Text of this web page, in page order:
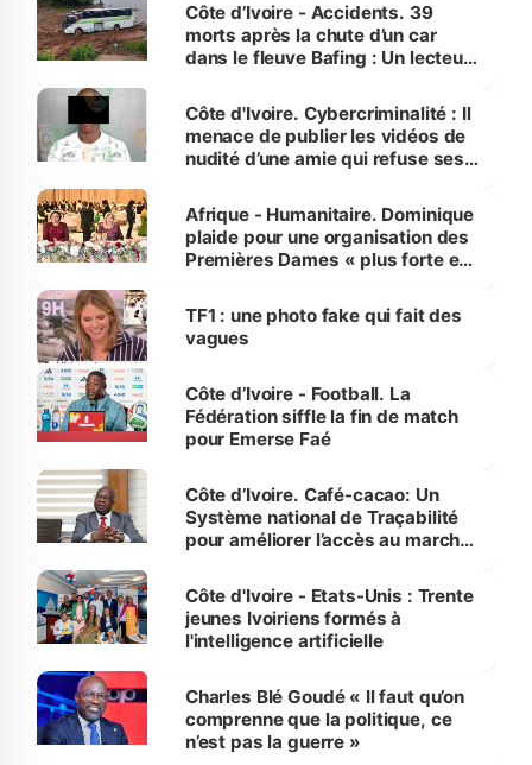
Côte d’Ivoire - Accidents. 39
morts après la chute d’un car
dans le fleuve Bafing : Un lecteur
des Transports
Côte d'Ivoire. Cybercriminalité : Il
menace de publier les vidéos de
nudité d’une amie qui refuse ses
Afrique - Humanitaire. Dominique
plaide pour une organisation des
Premières Dames « plus forte et
sur la scène internationale »
TF1 : une photo fake qui fait des
vagues
Côte d’Ivoire - Football. La
Fédération siffle la fin de match
pour Emerse Faé
Côte d’Ivoire. Café-cacao: Un
Système national de Traçabilité
pour améliorer l’accès au marché
Côte d'Ivoire - Etats-Unis : Trente
jeunes Ivoiriens formés à
l'intelligence artificielle
Charles Blé Goudé « Il faut qu’on
comprenne que la politique, ce
n’est pas la guerre »